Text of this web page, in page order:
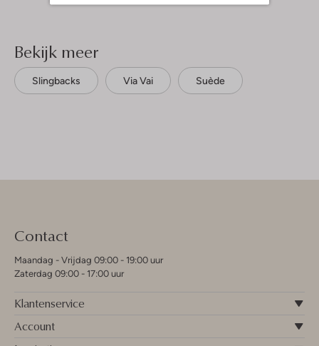
Bekijk meer
Slingbacks Via Vai Suède
Contact
Maandag - Vrijdag 09:00 - 19:00 uur
Zaterdag 09:00 - 17:00 uur
Klantenservice
Account